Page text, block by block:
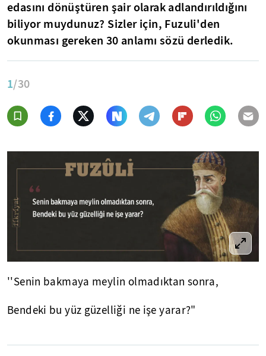
edasını dönüştüren şair olarak adlandırıldığını
biliyor muydunuz? Sizler için, Fuzuli'den
okunması gereken 30 anlamı sözü derledik.
1/30
''Senin bakmaya meylin olmadıktan sonra,
Bendeki bu yüz güzelliği ne işe yarar?"